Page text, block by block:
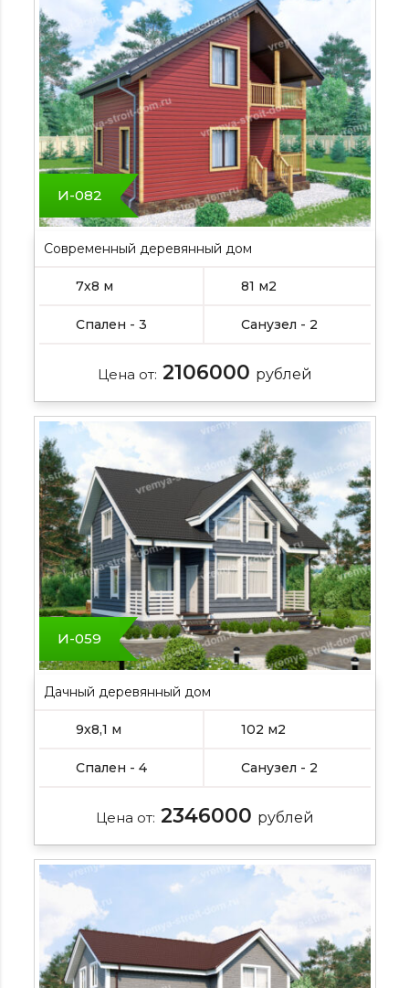
И-082
Современный деревянный дом
7х8 м 81 м2
Спален - 3 Санузел - 2
Цена от: 2106000 рублей
И-059
Дачный деревянный дом
9х8,1 м 102 м2
Спален - 4 Санузел - 2
Цена от: 2346000 рублей